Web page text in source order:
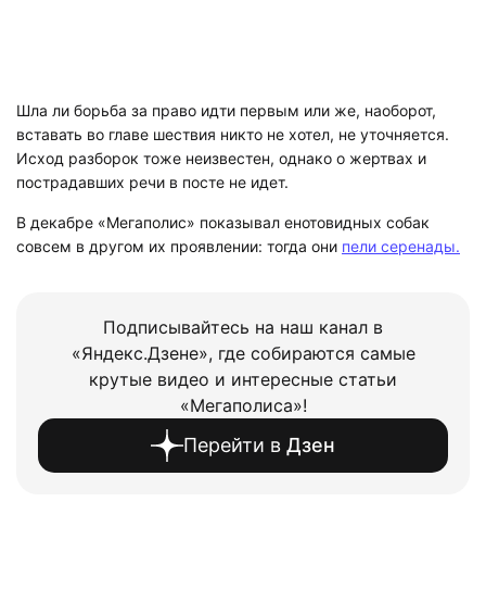
Шла ли борьба за право идти первым или же, наоборот,
вставать во главе шествия никто не хотел, не уточняется.
Исход разборок тоже неизвестен, однако о жертвах и
пострадавших речи в посте не идет.
В декабре «Мегаполис» показывал енотовидных собак
совсем в другом их проявлении: тогда они пели серенады.
Подписывайтесь на наш канал в
«Яндекс.Дзене», где собираются самые
крутые видео и интересные статьи
«Мегаполиса»!
Перейти в Дзен